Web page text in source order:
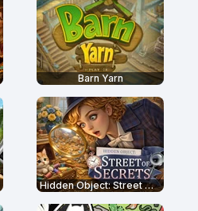
Barn Yarn
Hidden Object: Street Of Secrets